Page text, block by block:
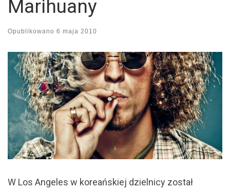
Marihuany
Opublikowano 6 maja 2010
W Los Angeles w koreańskiej dzielnicy został